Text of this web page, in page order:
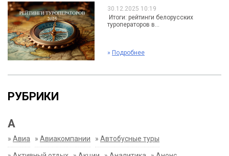
30.12.2025 10:19
Итоги: рейтинги белорусских
туроператоров в...
» Подробнее
РУБРИКИ
А
» Авиа » Авиакомпании » Автобусные туры